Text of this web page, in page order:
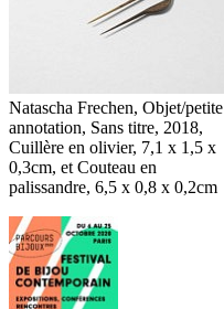
Natascha Frechen, Objet/petite
annotation, Sans titre, 2018,
Cuillère en olivier, 7,1 x 1,5 x
0,3cm, et Couteau en
palissandre, 6,5 x 0,8 x 0,2cm